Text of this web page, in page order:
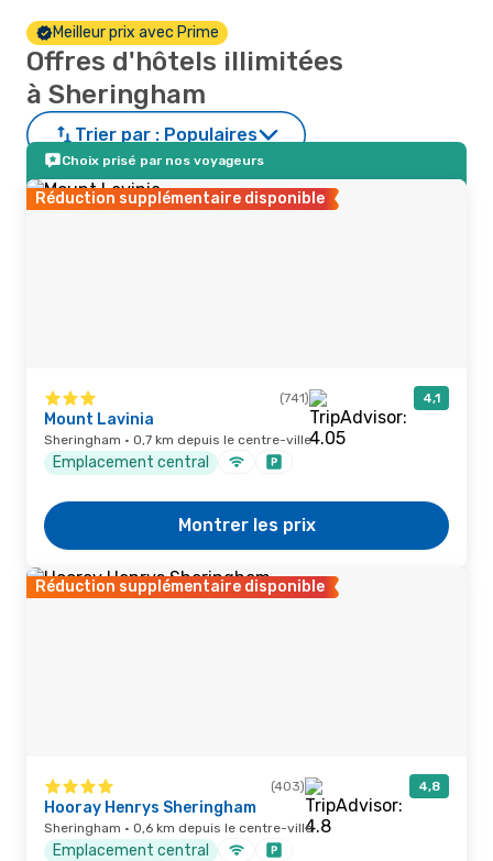
Meilleur prix avec Prime
Offres d'hôtels illimitées
à Sheringham
Trier par : Populaires
Choix prisé par nos voyageurs
Réduction supplémentaire disponible
(741) 4,1
Mount Lavinia
Sheringham · 0,7 km depuis le centre-ville
Emplacement central
Montrer les prix
Réduction supplémentaire disponible
(403) 4,8
Hooray Henrys Sheringham
Sheringham · 0,6 km depuis le centre-ville
Emplacement central